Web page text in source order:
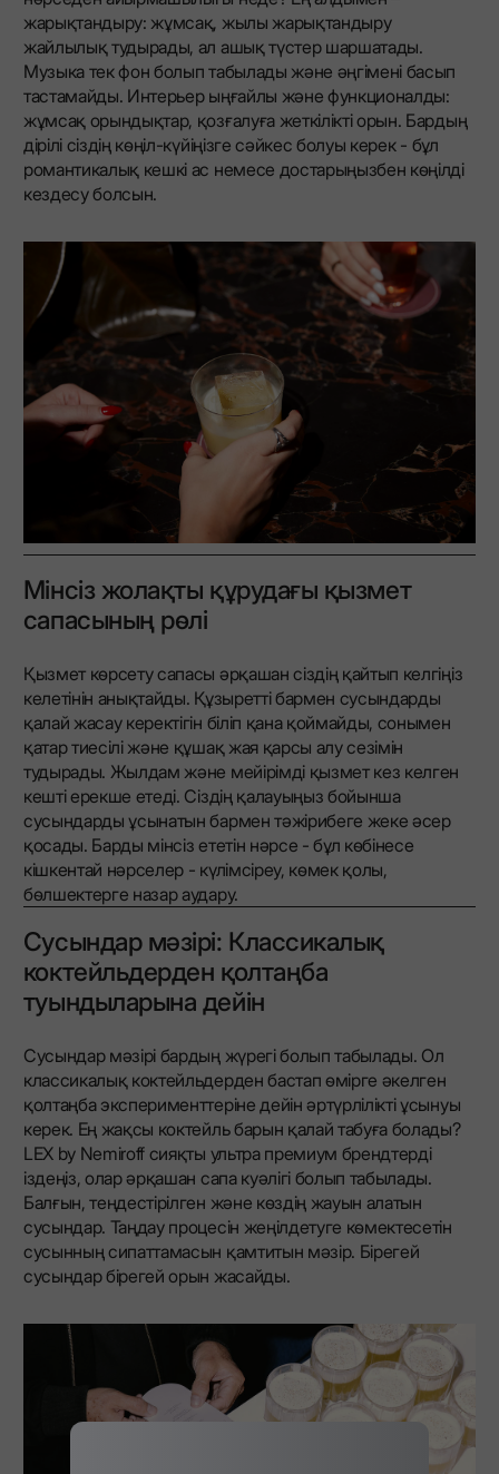
жарықтандыру: жұмсақ, жылы жарықтандыру
жайлылық тудырады, ал ашық түстер шаршатады.
Музыка тек фон болып табылады және әңгімені басып
тастамайды. Интерьер ыңғайлы және функционалды:
жұмсақ орындықтар, қозғалуға жеткілікті орын. Бардың
дірілі сіздің көңіл-күйіңізге сәйкес болуы керек - бұл
романтикалық кешкі ас немесе достарыңызбен көңілді
кездесу болсын.
Мінсіз жолақты құрудағы қызмет
сапасының рөлі
Қызмет көрсету сапасы әрқашан сіздің қайтып келгіңіз
келетінін анықтайды. Құзыретті бармен сусындарды
қалай жасау керектігін біліп қана қоймайды, сонымен
қатар тиесілі және құшақ жая қарсы алу сезімін
тудырады. Жылдам және мейірімді қызмет кез келген
кешті ерекше етеді. Сіздің қалауыңыз бойынша
сусындарды ұсынатын бармен тәжірибеге жеке әсер
қосады. Барды мінсіз ететін нәрсе - бұл көбінесе
кішкентай нәрселер - күлімсіреу, көмек қолы,
бөлшектерге назар аудару.
Сусындар мәзірі: Классикалық
коктейльдерден қолтаңба
туындыларына дейін
Сусындар мәзірі бардың жүрегі болып табылады. Ол
классикалық коктейльдерден бастап өмірге әкелген
қолтаңба эксперименттеріне дейін әртүрлілікті ұсынуы
керек. Ең жақсы коктейль барын қалай табуға болады?
LEX by Nemiroff сияқты ультра премиум брендтерді
іздеңіз, олар әрқашан сапа куәлігі болып табылады.
Балғын, теңдестірілген және көздің жауын алатын
сусындар. Таңдау процесін жеңілдетуге көмектесетін
сусынның сипаттамасын қамтитын мәзір. Бірегей
сусындар бірегей орын жасайды.